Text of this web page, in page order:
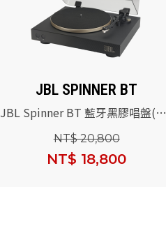
JBL SPINNER BT
JBL Spinner BT 藍牙黑膠唱盤(黑
NT$ 20,800
NT$ 18,800